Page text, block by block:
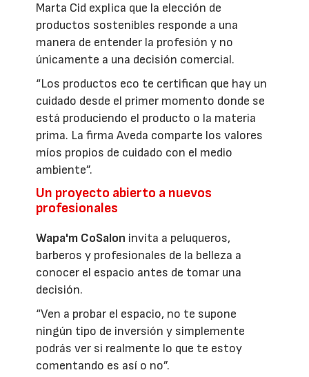
Marta Cid explica que la elección de
productos sostenibles responde a una
manera de entender la profesión y no
únicamente a una decisión comercial.
“Los productos eco te certifican que hay un
cuidado desde el primer momento donde se
está produciendo el producto o la materia
prima. La firma Aveda comparte los valores
míos propios de cuidado con el medio
ambiente”.
Un proyecto abierto a nuevos
profesionales
Wapa'm CoSalon invita a peluqueros,
barberos y profesionales de la belleza a
conocer el espacio antes de tomar una
decisión.
“Ven a probar el espacio, no te supone
ningún tipo de inversión y simplemente
podrás ver si realmente lo que te estoy
comentando es así o no”.